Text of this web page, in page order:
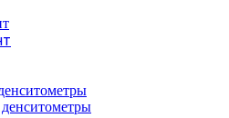
денситометры